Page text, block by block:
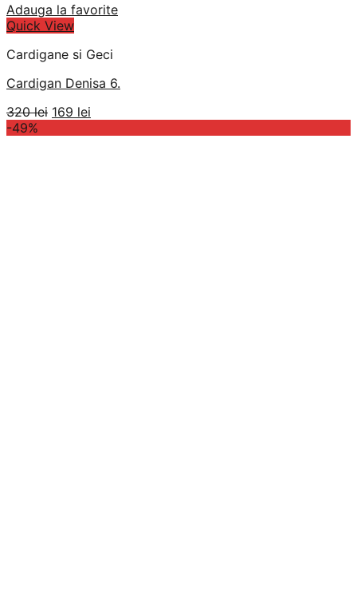
Adauga la favorite
Quick View
Cardigane si Geci
Cardigan Denisa 6.
320lei Prețul
169 lei
-49%